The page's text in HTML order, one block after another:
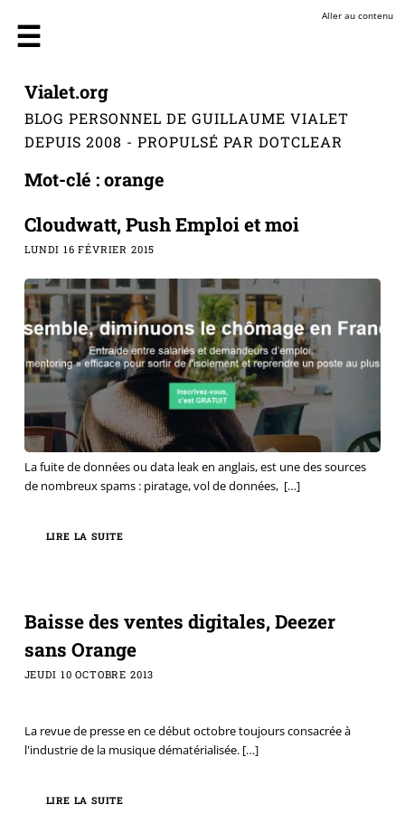
Aller au contenu
Vialet.org
BLOG PERSONNEL DE GUILLAUME VIALET
DEPUIS 2008 - PROPULSÉ PAR DOTCLEAR
Mot-clé : orange
Cloudwatt, Push Emploi et moi
LUNDI 16 FÉVRIER 2015
La fuite de données ou data leak en anglais, est une des sources
de nombreux spams : piratage, vol de données, […]
LIRE LA SUITE
Baisse des ventes digitales, Deezer
sans Orange
JEUDI 10 OCTOBRE 2013
La revue de presse en ce début octobre toujours consacrée à
l'industrie de la musique dématérialisée.[…]
LIRE LA SUITE